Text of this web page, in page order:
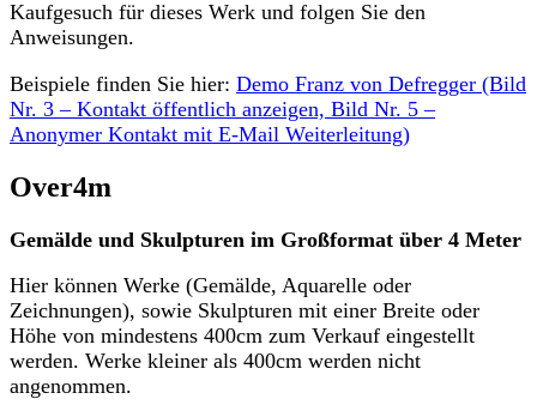
Kaufgesuch für dieses Werk und folgen Sie den
Anweisungen.
Beispiele finden Sie hier: Demo Franz von Defregger (Bild
Nr. 3 – Kontakt öffentlich anzeigen, Bild Nr. 5 –
Anonymer Kontakt mit E-Mail Weiterleitung)
Over4m
Gemälde und Skulpturen im Großformat über 4 Meter
Hier können Werke (Gemälde, Aquarelle oder
Zeichnungen), sowie Skulpturen mit einer Breite oder
Höhe von mindestens 400cm zum Verkauf eingestellt
werden. Werke kleiner als 400cm werden nicht
angenommen.